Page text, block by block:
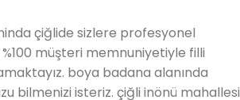
çiğlide sizlere profesyonel
müşteri memnuniyetiyle filli
boya badana alanında
bilmenizi isteriz. çiğli inönü mahallesi